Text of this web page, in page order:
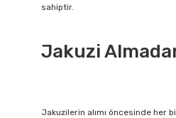
sahiptir.
Jakuzi
Jakuzilerin alımı öncesinde her